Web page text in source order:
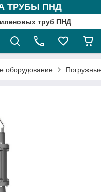
ТРУБЫ ПНД
труб ПНД
оборудование